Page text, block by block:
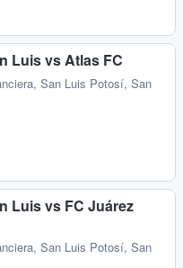
Luis vs Atlas FC
, San Luis Potosí, San
Luis vs FC Juárez
, San Luis Potosí, San